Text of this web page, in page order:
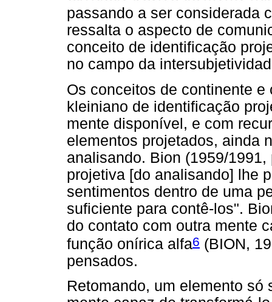
passando a ser considerada
ressalta o aspecto de
conceito de identificação
no campo da
Os conceitos de continente
kleiniano de identificação
mente disponível, e com
elementos projetados, ainda
analisando. Bion (1959/
projetiva [do analisando] lhe
sentimentos dentro de uma
suficiente para contê-los".
do contato com outra mente
função onírica alfa6 (BION,
pensados.
Retomando, um elemento só